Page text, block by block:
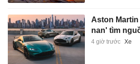
Aston
nan' tìm
4 giờ trước Xe